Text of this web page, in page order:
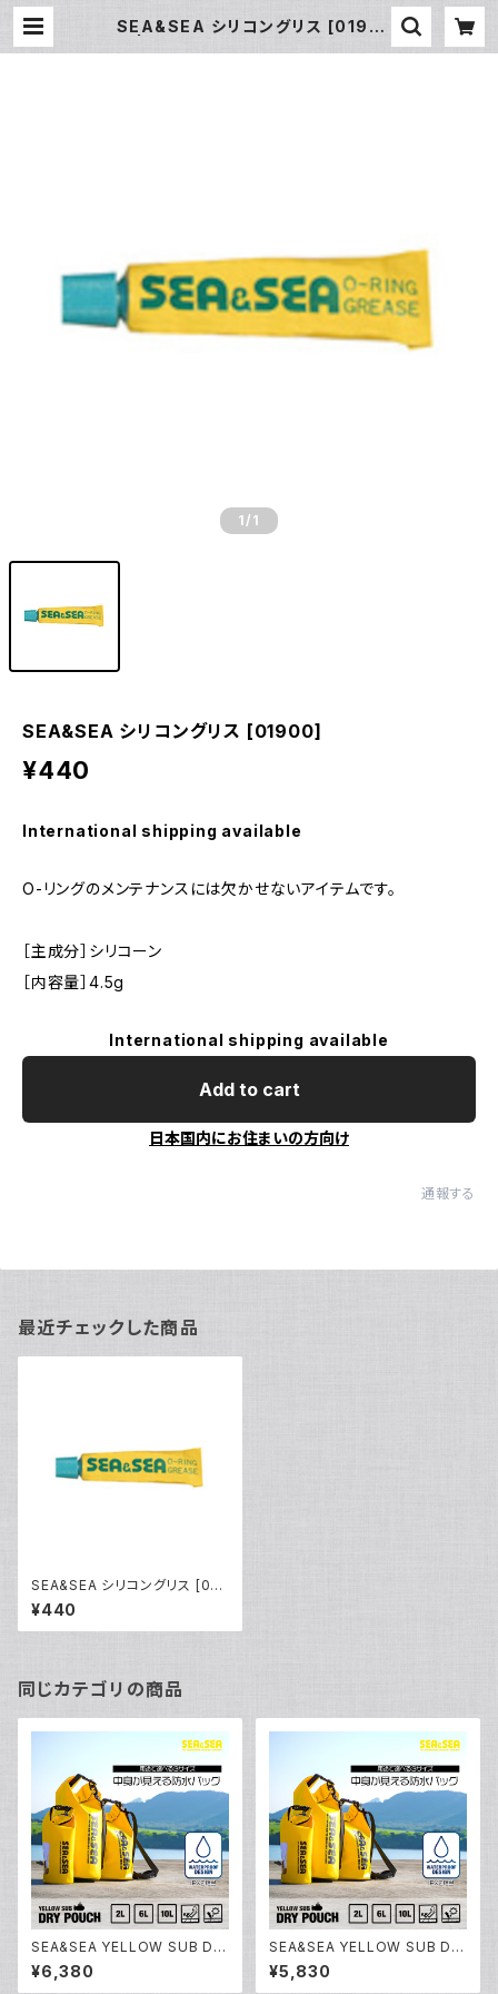
SEA&SEA シリコングリス [0190
1 /1
SEA&SEA シリコングリス [01900]
¥440
International shipping available
O-リングのメンテナンスには欠かせないアイテムです。
［主成分］シリコーン
［内容量］4.5g
International shipping available
Add to cart
日本国内にお住まいの方向け
通報する
最近チェックした商品
SEA&SEA シリコングリス [019
00]
¥440
同じカテゴリの商品
SEA&SEA YELLOW SUB DR
Y POUCH 10L [12511]
¥6,380
SEA&SEA YELLOW SUB DR
Y POUCH 6L [12512]
¥5,830